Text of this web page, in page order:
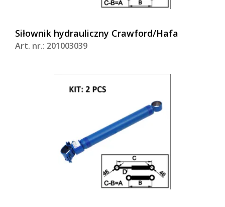
Siłownik hydrauliczny Crawford/Hafa
Art. nr.: 201003039